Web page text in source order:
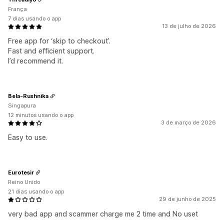
13 de julho de 2026
Free app for ‘skip to checkout’.
Fast and efficient support.
I’d recommend it.
França
7 dias usando o app
3 de março de 2026
Easy to use.
Bela-Rushnika
Singapura
12 minutos usando o app
29 de junho de 2025
very bad app and scammer charge me 2 time and No uset
Eurotesir
Reino Unido
21 dias usando o app